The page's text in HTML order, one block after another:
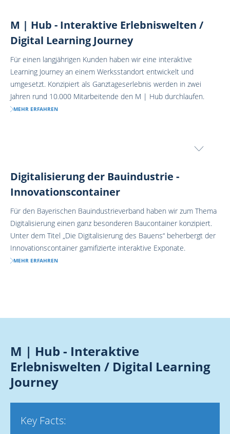
M | Hub - Interaktive Erlebniswelten /
Digital Learning Journey
Für einen langjährigen Kunden haben wir eine interaktive
Learning Journey an einem Werksstandort entwickelt und
umgesetzt. Konzipiert als Ganztageserlebnis werden in zwei
Jahren rund 10.000 Mitarbeitende den M | Hub durchlaufen.
MEHR ERFAHREN
Digitalisierung der Bauindustrie -
Innovationscontainer
Für den Bayerischen Bauindustrieverband haben wir zum Thema
Digitalisierung einen ganz besonderen Baucontainer konzipiert.
Unter dem Titel „Die Digitalisierung des Bauens“ beherbergt der
Innovationscontainer gamifizierte interaktive Exponate.
MEHR ERFAHREN
M | Hub - Interaktive
Erlebniswelten / Digital Learning
Journey
Key Facts: